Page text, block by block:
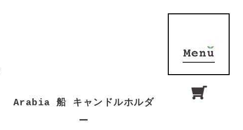
Arabia 船 キャンドルホルダ
ー